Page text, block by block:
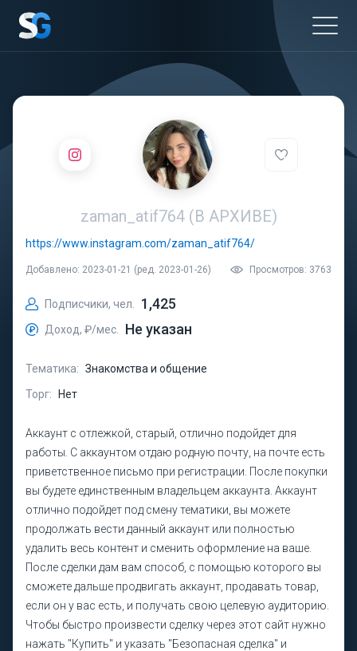
zaman_atif764 (В АРХИВЕ)
https://www.instagram.com/zaman_atif764/
Добавлено: 2023-01-21 (ред. 2023-01-26) Просмотров: 3763
Подписчики, чел. 1,425
Доход, ₽/мес. Не указан
Тематика: Знакомства и общение
Торг:
Нет
Аккаунт с отлежкой, старый, отлично подойдет для
работы. С аккаунтом отдаю родную почту, на почте есть
приветственное письмо при регистрации. После покупки
вы будете единственным владельцем аккаунта. Аккаунт
отлично подойдет под смену тематики, вы можете
продолжать вести данный аккаунт или полностью
удалить весь контент и сменить оформление на ваше.
После сделки дам вам способ, с помощью которого вы
сможете дальше продвигать аккаунт, продавать товар,
если он у вас есть, и получать свою целевую аудиторию.
Чтобы быстро произвести сделку через этот сайт нужно
нажать "Купить" и указать "Безопасная сделка" и